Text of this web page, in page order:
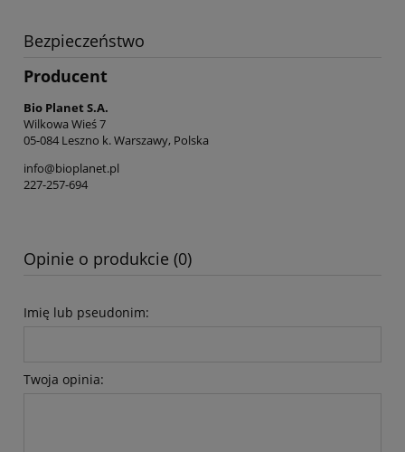
Bezpieczeństwo
Producent
Bio Planet S.A.
Wilkowa Wieś 7
05-084 Leszno k. Warszawy, Polska
info@bioplanet.pl
227-257-694
Opinie o produkcie (0)
Imię lub pseudonim:
Twoja opinia: